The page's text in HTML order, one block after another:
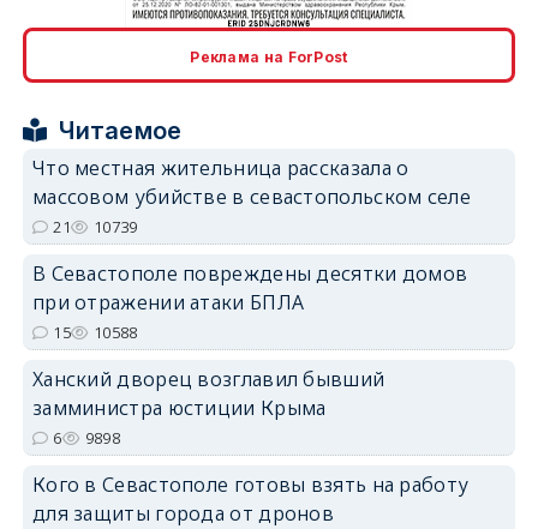
erid: 2SDnjcrDNw6
Реклама на ForPost
Читаемое
Что местная жительница рассказала о
массовом убийстве в севастопольском селе
21 10739
В Севастополе повреждены десятки домов
при отражении атаки БПЛА
15 10588
Ханский дворец возглавил бывший
замминистра юстиции Крыма
6 9898
Кого в Севастополе готовы взять на работу
для защиты города от дронов